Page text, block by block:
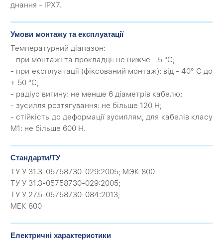
днання - IPX7.
Умови монтажу та експлуатації
Температурний діапазон:
- при монтажі та прокладці: не нижче - 5 °С;
- при експлуатації (фіксований монтаж): від - 40° С до
+ 50 °С;
- радіус вигину: не менше 6 діаметрів кабелю;
- зусилля розтягування: не більше 120 Н;
- стійкість до деформації зусиллям, для кабелів класу
М1: не більше 600 Н.
Стандарти/ТУ
ТУ У 31.3-05758730-029:2005; МЭК 800
ТУ У 31.3-05758730-029:2005;
ТУ У 27.5-05758730-084:2013;
МЕК 800
Електричні характеристики